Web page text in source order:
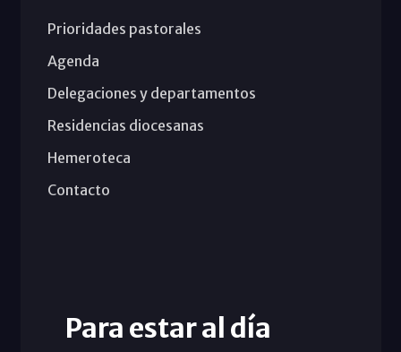
Prioridades pastorales
Agenda
Delegaciones y departamentos
Residencias diocesanas
Hemeroteca
Contacto
Para estar al día